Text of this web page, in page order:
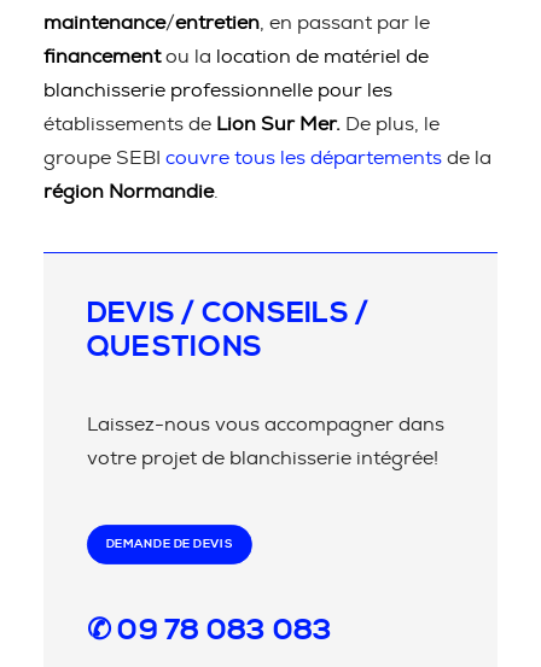
maintenance/entretien , en passant par le
financementou la location de matériel de
blanchisserie professionnelle pour les
établissements de Lion Sur Mer. De plus, le
groupe SEBI couvre tous les départements de la
région Normandie.
DEVIS / CONSEILS /
QUESTIONS
Laissez-nous vous accompagner dans
votre projet de blanchisserie intégrée!
DEMANDE DE DEVIS
✆ 09 78 083 083